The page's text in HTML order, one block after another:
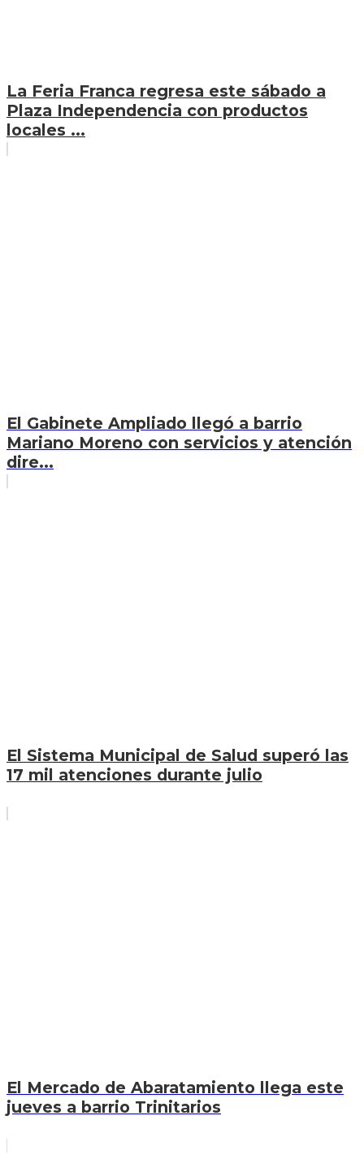
La Feria Franca regresa este sábado a
Plaza Independencia con productos
locales ...
El Gabinete Ampliado llegó a barrio
Mariano Moreno con servicios y atención
dire...
El Sistema Municipal de Salud superó las
17 mil atenciones durante julio
El Mercado de Abaratamiento llega este
jueves a barrio Trinitarios